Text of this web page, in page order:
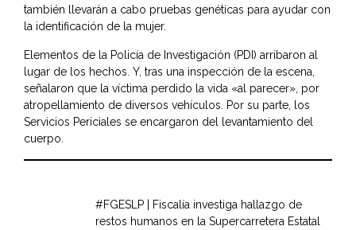
también llevarán a cabo pruebas genéticas para ayudar con
la identificación de la mujer.
Elementos de la Policía de Investigación (PDI) arribaron al
lugar de los hechos. Y, tras una inspección de la escena,
señalaron que la víctima perdido la vida «al parecer», por
atropellamiento de diversos vehículos. Por su parte, los
Servicios Periciales se encargaron del levantamiento del
cuerpo.
#FGESLP | Fiscalía investiga hallazgo de
restos humanos en la Supercarretera Estatal